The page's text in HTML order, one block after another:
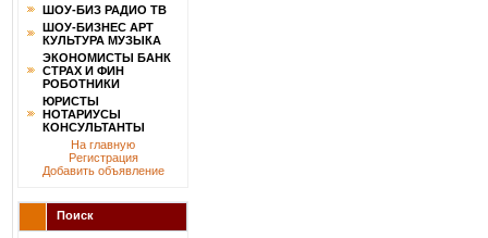
ШОУ-БИЗ РАДИО ТВ
ШОУ-БИЗНЕС АРТ
КУЛЬТУРА МУЗЫКА
ЭКОНОМИСТЫ БАНК
СТРАХ И ФИН
РОБОТНИКИ
ЮРИСТЫ
НОТАРИУСЫ
КОНСУЛЬТАНТЫ
На главную
Регистрация
Добавить объявление
Поиск